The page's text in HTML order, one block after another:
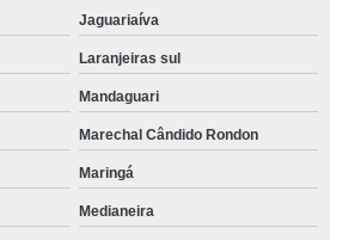
Jaguariaíva
Laranjeiras sul
Mandaguari
Marechal Cândido Rondon
Maringá
Medianeira